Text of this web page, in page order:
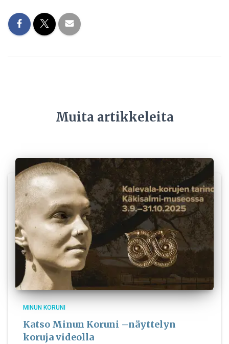
Muita artikkeleita
MINUN KORUNI
Katso Minun Koruni –näyttelyn
koruja videolla